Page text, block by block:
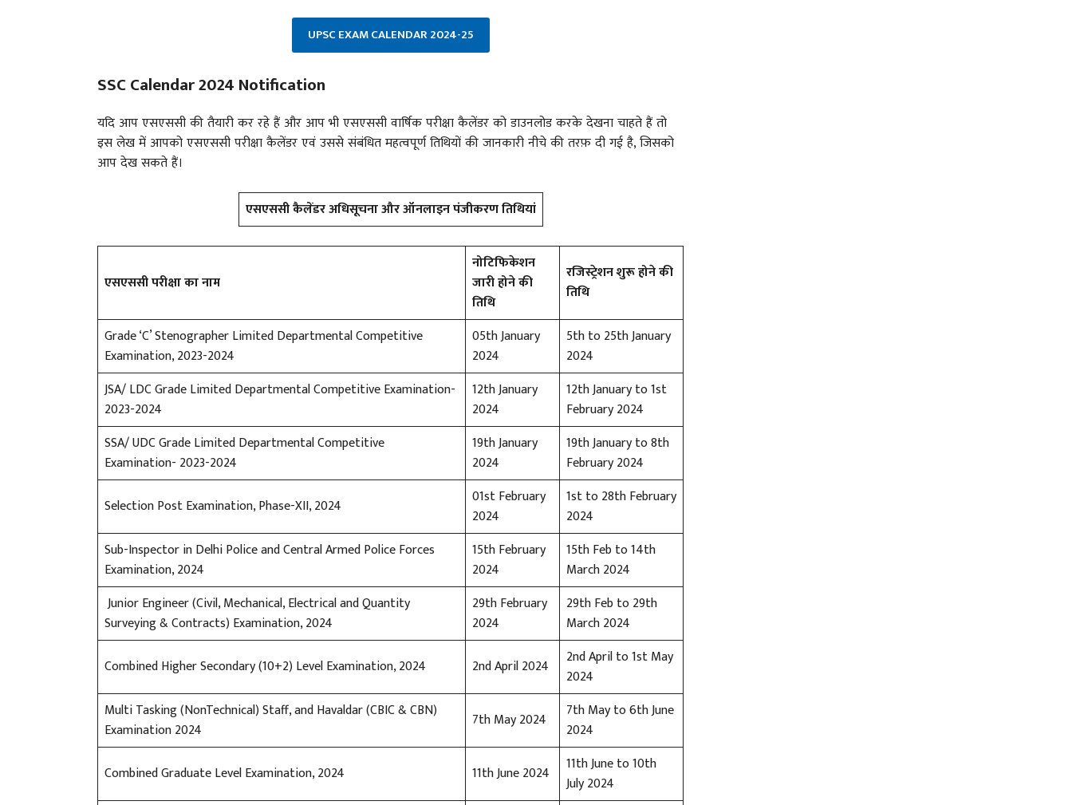
UPSC EXAM CALENDAR 2024-25
SSC Calendar 2024 Notification
यदि आप एसएससी की तैयारी कर रहे हैं और आप भी एसएससी वार्षिक परीक्षा कैलेंडर को डाउनलोड करके देखना चाहते हैं तो
इस लेख में आपको एसएससी परीक्षा कैलेंडर एवं उससे संबंधित महत्वपूर्ण तिथियों की जानकारी नीचे की तरफ़ दी गई है, जिसको
आप देख सकते हैं।
एसएससी कैलेंडर अधिसूचना और ऑनलाइन पंजीकरण तिथियां
एसएससी परीक्षा का नाम
नोटिफिकेशन
जारी होने की
तिथि
रजिस्ट्रेशन शुरू होने की
तिथि
Grade ‘C’ Stenographer Limited Departmental Competitive
Examination, 2023-2024
05th January
2024
5th to 25th January
2024
JSA/ LDC Grade Limited Departmental Competitive Examination-
2023-2024
12th January
2024
12th January to 1st
February 2024
SSA/ UDC Grade Limited Departmental Competitive
Examination- 2023-2024
19th January
2024
19th January to 8th
February 2024
Selection Post Examination, Phase-XII, 2024
01st February
2024
1st to 28th February
2024
Sub-Inspector in Delhi Police and Central Armed Police Forces
Examination, 2024
15th February
2024
15th Feb to 14th
March 2024
Junior Engineer (Civil, Mechanical, Electrical and Quantity
Surveying & Contracts) Examination, 2024
29th February
2024
29th Feb to 29th
March 2024
Combined Higher Secondary (10+2) Level Examination, 2024
2nd April 2024
2nd April to 1st May
2024
Multi Tasking (NonTechnical) Staff, and Havaldar (CBIC & CBN)
Examination 2024
7th May 2024
7th May to 6th June
2024
Combined Graduate Level Examination, 2024
11th June 2024
11th June to 10th
July 2024